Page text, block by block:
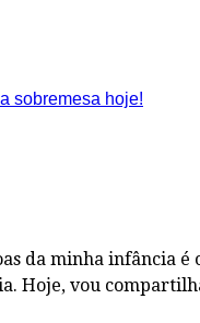
da minha infância
Hoje, vou